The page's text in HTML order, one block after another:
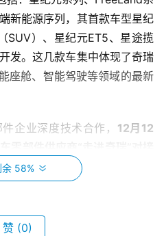
新能源序列，其首款车型星纪
SUV）、星纪元ET5、星途揽
发。这几款车集中体现了奇瑞
座舱、智能驾驶等领域的最新
企业深度技术合作， 12月12
直接对接的技术交流和创新平
余 58%
赞 (0)